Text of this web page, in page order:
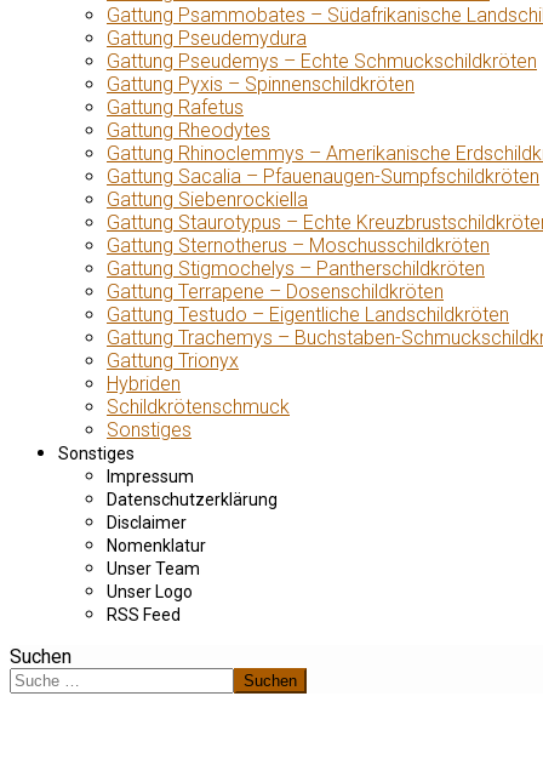
Gattung Psammobates – Südafrikanische
Gattung Pseudemydura
Gattung Pseudemys – Echte Schmuckschildkröten
Gattung Pyxis – Spinnenschildkröten
Gattung Rafetus
Gattung Rheodytes
Gattung Rhinoclemmys – Amerikanische
Gattung Sacalia – Pfauenaugen-Sumpfschildkröten
Gattung Siebenrockiella
Gattung Staurotypus – Echte
Gattung Sternotherus – Moschusschildkröten
Gattung Stigmochelys – Pantherschildkröten
Gattung Terrapene – Dosenschildkröten
Gattung Testudo – Eigentliche Landschildkröten
Gattung Trachemys – Buchstaben-
Gattung Trionyx
Hybriden
Schildkrötenschmuck
Sonstiges
Sonstiges
Impressum
Datenschutzerklärung
Disclaimer
Nomenklatur
Unser Team
Unser Logo
RSS Feed
Suchen
Suchen